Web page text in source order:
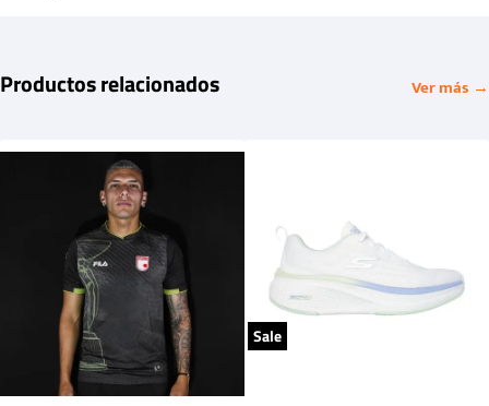
Productos relacionados Ver más →
Sale